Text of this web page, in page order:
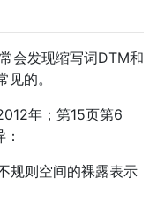
会发现缩写词DTM和
的。
年；第15页第6
规则空间的裸露表示